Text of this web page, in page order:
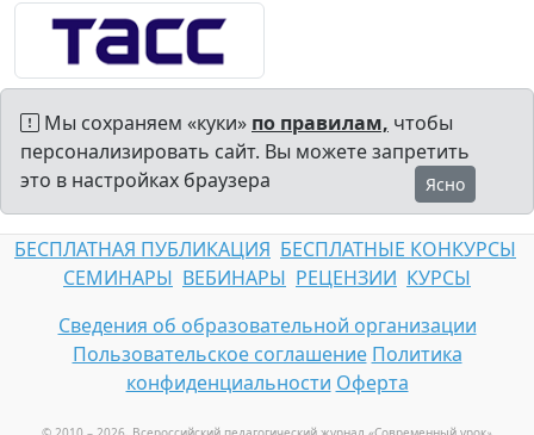
Мы сохраняем «куки» по правилам, чтобы
персонализировать сайт. Вы можете запретить
это в настройках браузера
Ясно
БЕСПЛАТНАЯ ПУБЛИКАЦИЯ БЕСПЛАТНЫЕ КОНКУРСЫ
СЕМИНАРЫ ВЕБИНАРЫ РЕЦЕНЗИИ КУРСЫ
Сведения об образовательной организации
Пользовательское соглашение Политика
конфиденциальности Оферта